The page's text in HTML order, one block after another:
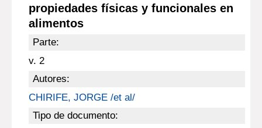
propiedades físicas y funcionales en
alimentos
Parte:
v. 2
Autores:
CHIRIFE, JORGE /et al/
Tipo de documento: